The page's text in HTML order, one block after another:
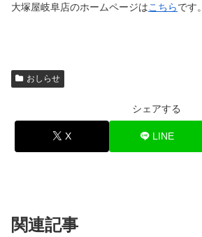
大塚屋岐阜店のホームページはこちらです。
おしらせ
シェアする
X LINE
関連記事